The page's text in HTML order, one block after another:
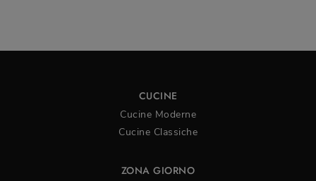
CUCINE
Cucine Moderne
Cucine Classiche
ZONA GIORNO